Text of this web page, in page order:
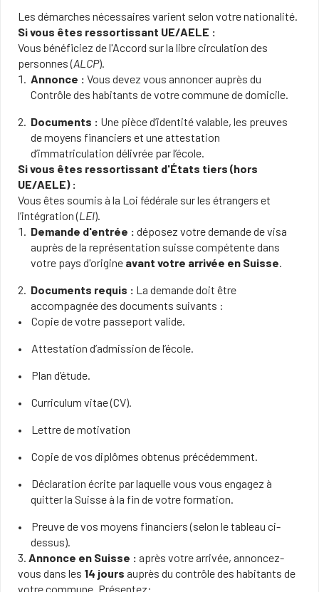
Les démarches nécessaires varient selon votre nationalité.
Si vous êtes ressortissant UE/AELE :
Vous bénéficiez de l'Accord sur la libre circulation des
personnes (ALCP).
Annonce : Vous devez vous annoncer auprès du
Contrôle des habitants de votre commune de domicile.
Documents : Une pièce d’identité valable, les preuves
de moyens financiers et une attestation
d’immatriculation délivrée par l’école.
Si vous êtes ressortissant d'États tiers (hors
UE/AELE) :
Vous êtes soumis à la Loi fédérale sur les étrangers et
l’intégration (LEI).
Demande d'entrée : déposez votre demande de visa
auprès de la représentation suisse compétente dans
votre pays d'origine avant votre arrivée en Suisse.
Documents requis : La demande doit être
accompagnée des documents suivants :
Copie de votre passeport valide.
Attestation d’admission de l’école.
Plan d’étude.
Curriculum vitae (CV).
Lettre de motivation
Copie de vos diplômes obtenus précédemment.
Déclaration écrite par laquelle vous vous engagez à
quitter la Suisse à la fin de votre formation.
Preuve de vos moyens financiers (selon le tableau ci-
dessus).
3. Annonce en Suisse : après votre arrivée, annoncez-
vous dans les 14 jours auprès du contrôle des habitants de
votre commune. Présentez: